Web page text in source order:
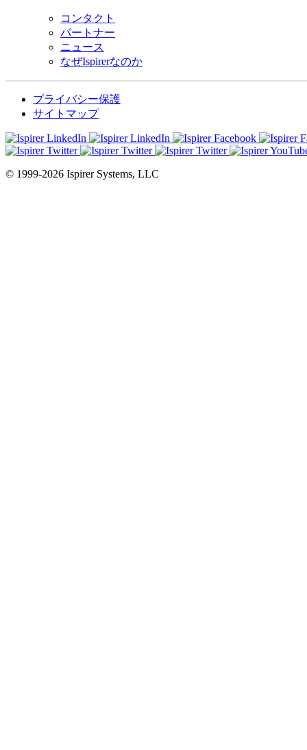
コンタクト
パートナー
ニュース
なぜIspirerなのか
プライバシー保護
サイトマップ
© 1999-2026 Ispirer Systems, LLC